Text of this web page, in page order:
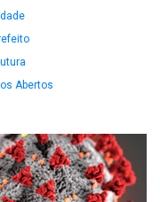
Abertos